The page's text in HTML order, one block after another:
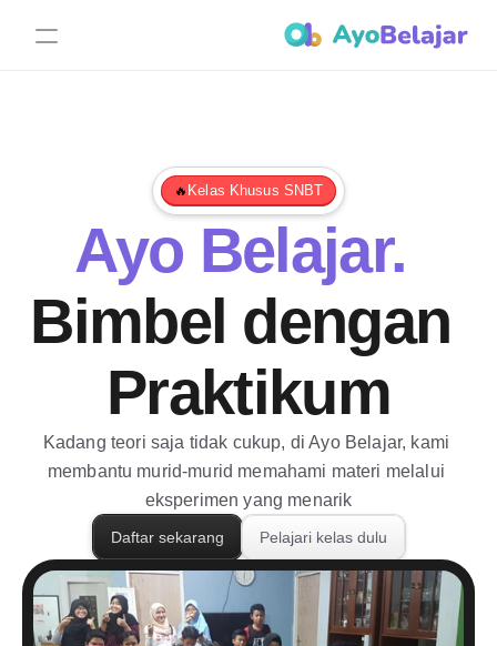
🔥 Kelas Khusus SNBT
Ayo Belajar.
Bimbel dengan
Praktikum
Kadang teori saja tidak cukup, di Ayo Belajar, kami
membantu murid-murid memahami materi melalui
eksperimen yang menarik
Daftar sekarang Pelajari kelas dulu